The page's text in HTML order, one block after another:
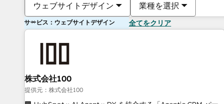
ウェブサイトデザイン 業種を選択
サービス：ウェブサイトデザイン 全てをクリア
株式会社100
提供元：株式会社100